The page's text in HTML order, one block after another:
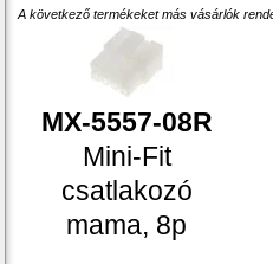
A következő termékeket más vásárlók
MX-5557-08R
Mini-Fit
csatlakozó
mama, 8p